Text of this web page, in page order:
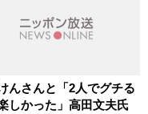
んさんと「2人でグチる
しかった」高田文夫氏